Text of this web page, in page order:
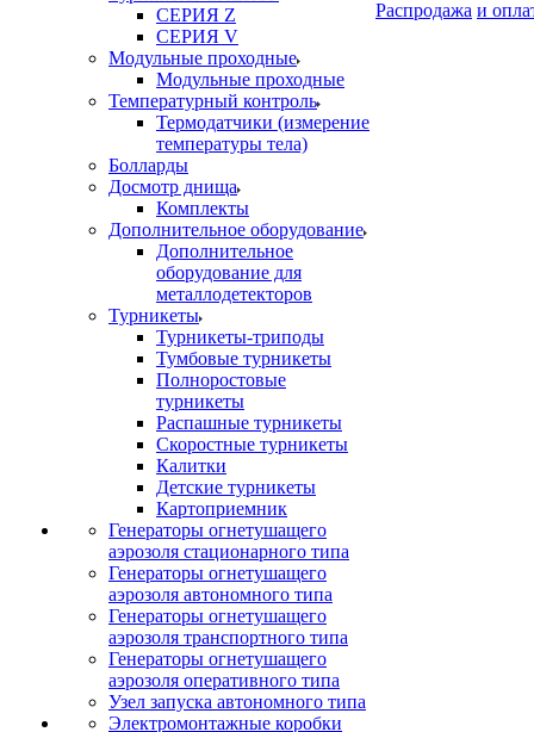
СЕРИЯ Z
СЕРИЯ V
Модульные проходные
Модульные проходные
Температурный контроль
Термодатчики (измерение
температуры тела)
Болларды
Досмотр днища
Комплекты
Дополнительное оборудование
Дополнительное
оборудование для
металлодетекторов
Турникеты
Турникеты-триподы
Тумбовые турникеты
Полноростовые
турникеты
Распашные турникеты
Скоростные турникеты
Калитки
Детские турникеты
Картоприемник
Генераторы огнетушащего
аэрозоля стационарного типа
Генераторы огнетушащего
аэрозоля автономного типа
Генераторы огнетушащего
аэрозоля транспортного типа
Генераторы огнетушащего
аэрозоля оперативного типа
Узел запуска автономного типа
Электромонтажные коробки
Распродажа и